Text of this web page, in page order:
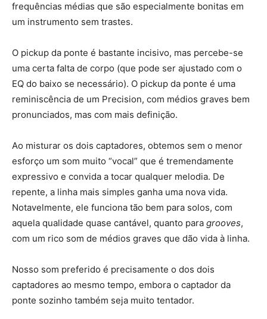
frequências médias que são especialmente bonitas em
um instrumento sem trastes.
O pickup da ponte é bastante incisivo, mas percebe-se
uma certa falta de corpo (que pode ser ajustado com o
EQ do baixo se necessário). O pickup da ponte é uma
reminiscência de um Precision, com médios graves bem
pronunciados, mas com mais definição.
Ao misturar os dois captadores, obtemos sem o menor
esforço um som muito “vocal” que é tremendamente
expressivo e convida a tocar qualquer melodia. De
repente, a linha mais simples ganha uma nova vida.
Notavelmente, ele funciona tão bem para solos, com
aquela qualidade quase cantável, quanto para grooves,
com um rico som de médios graves que dão vida à linha.
Nosso som preferido é precisamente o dos dois
captadores ao mesmo tempo, embora o captador da
ponte sozinho também seja muito tentador.